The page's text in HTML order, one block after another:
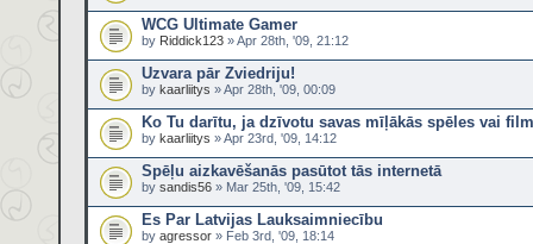
WCG Ultimate Gamer
by Riddick123 » Apr 28th, '09, 21:12
Uzvara pār Zviedriju!
by kaarliitys » Apr 28th, '09, 00:09
Ko Tu darītu, ja dzīvotu savas mīļākās spēles vai
by kaarliitys » Apr 23rd, '09, 14:12
Spēļu aizkavēšanās pasūtot tās internetā
by sandis56 » Mar 25th, '09, 15:42
Es Par Latvijas Lauksaimniecību
by agressor » Feb 3rd, '09, 18:14